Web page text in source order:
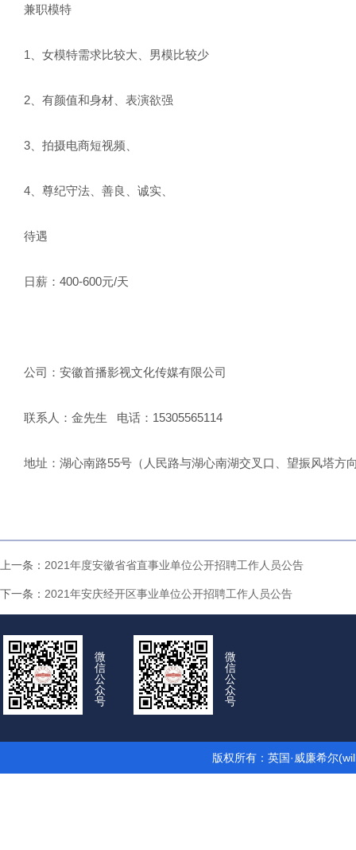
兼职模特
1、女模特需求比较大、男模比较少
2、有颜值和身材、表演欲强
3、拍摄电商短视频、
4、尊纪守法、善良、诚实、
待遇
日薪：400-600元/天
公司：安徽首播影视文化传媒有限公司
联系人：金先生 电话：15305565114
地址：湖心南路55号（人民路与湖心南湖交叉口、望振风塔方
上一条： 2021年度安徽省省直事业单位公开招聘工作人员公告
下一条： 2021年安庆经开区事业单位公开招聘工作人员公告
微
信
公
众
号
微
信
公
众
号
版权所有：英国·威廉希尔